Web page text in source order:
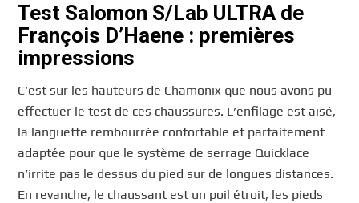
Test Salomon S/Lab ULTRA de
François D’Haene : premières
impressions
C’est sur les hauteurs de Chamonix que nous avons pu
effectuer le test de ces chaussures. L’enfilage est aisé,
la languette rembourrée confortable et parfaitement
adaptée pour que le système de serrage Quicklace
n’irrite pas le dessus du pied sur de longues distances.
En revanche, le chaussant est un poil étroit, les pieds